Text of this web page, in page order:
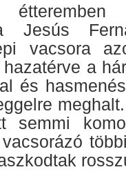
Jesús
vacsora
a
és
semmi